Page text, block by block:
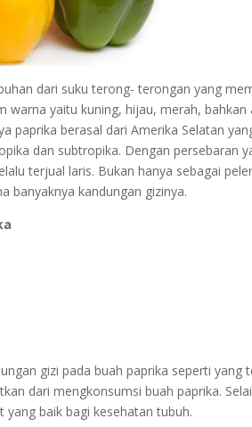
dari suku terong- terongan yang
warna yaitu kuning, hijau, merah,
paprika berasal dari Amerika Selatan
dan subtropika. Dengan persebaran
terjual laris. Bukan hanya sebagai
banyaknya kandungan gizinya.
gizi pada buah paprika seperti
dari mengkonsumsi buah paprika.
yang baik bagi kesehatan tubuh.